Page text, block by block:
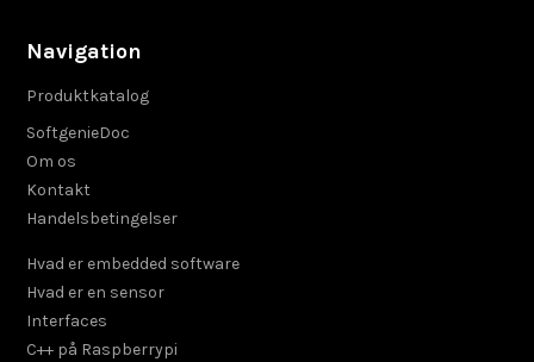
Navigation
Produktkatalog
SoftgenieDoc
Om os
Kontakt
Handelsbetingelser
Hvad er embedded software
Hvad er en sensor
Interfaces
C++ på Raspberrypi